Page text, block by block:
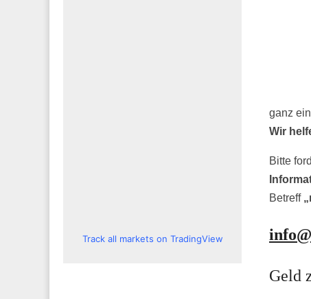
ganz
Wir
Bitte
Betreff
Geld
Track all markets on TradingView